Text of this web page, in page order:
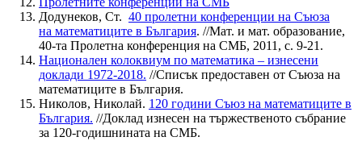
Додунеков, Ст. 40 пролетни конференции на Съюза
на математиците в България. //Мат. и мат. образование,
40-та Пролетна конференция на СМБ, 2011, с. 9-21.
Национален колоквиум по математика – изнесени
доклади 1972-2018. //Списък предоставен от Съюза на
математиците в България.
Николов, Николай. 120 години Съюз на математиците в
България. //Доклад изнесен на тържественото събрание
за 120-годишнината на СМБ.